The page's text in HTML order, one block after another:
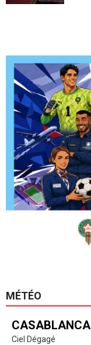
MÉTÉO
CASABLANCA
Ciel Dégagé